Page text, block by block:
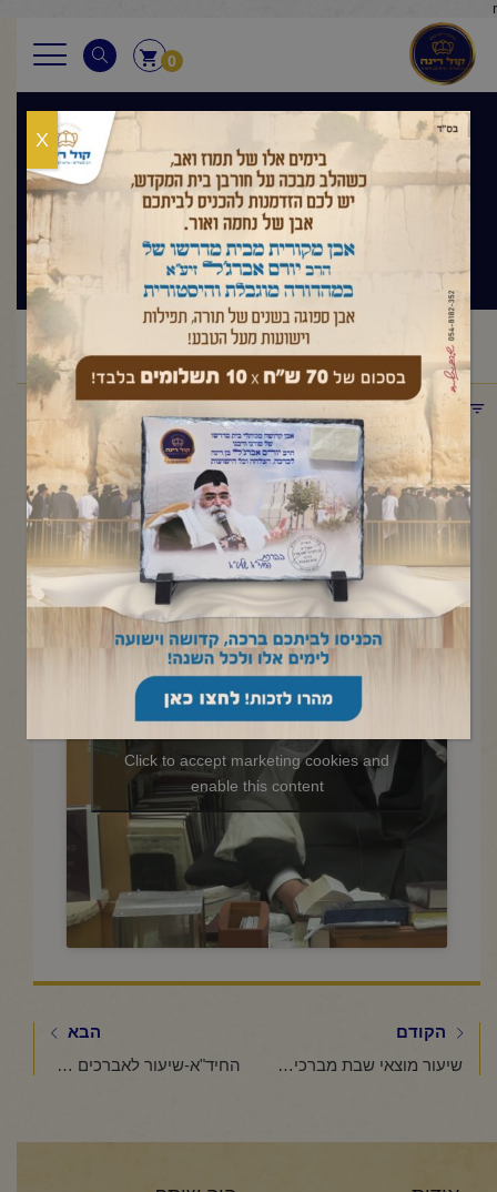
r
0
בגובה העיניים
הלכה ותניא יומי
ראשי /בגובה העיניים הלכה ותניא יומי
שיעור
בתניא ובגובה העינים א' בסיוון
תפריט קטגוריות
שיעור בתניא ובגובה העינים א'
בסיוון
יוני 16, 2026
Click to accept marketing cookies and
enable this content
הקודם
שיעור מוצאי שבת מברכין פרשת במדבר באר שבע בית כנסת שבת אחים
הבא
החיד"א-שיעור לאברכים לקראת חג השבועות-א' סיון תשפ"ו
X